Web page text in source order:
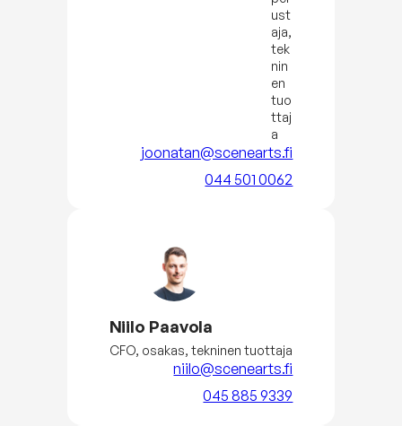
ust
aja,
tek
nin
en
tuo
ttaj
a
joonatan@scenearts.fi
044 501 0062
Niilo Paavola
CFO, osakas, tekninen tuottaja
niilo@scenearts.fi
045 885 9339